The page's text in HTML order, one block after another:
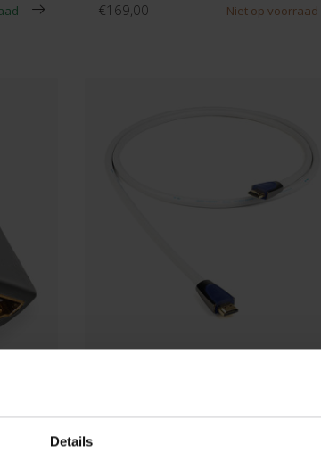
Details
€169,00 Niet op voorraad
€149,00 Op voorraad